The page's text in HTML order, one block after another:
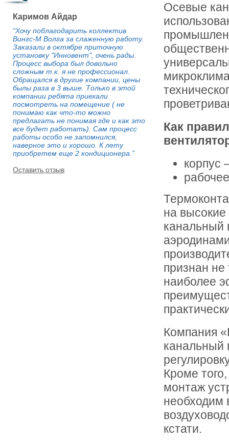
Осевые
Как
корпус
на
канальный
признан
наиболее
Компания
канальный
Кроме
монтаж
необходим
кстати.
Каримов Айдар
“Хочу поблагодарить коллектив
Вингс-М Волга за слаженную работу.
Заказали в октябре приточную
установку "Инновент", очень рады.
Процесс выбора был довольно
сложным т.к. я не профессионал.
Обращался в другие компании, цены
былы раза в 3 выше. Только в этой
компании ребята приехали
посмотреть на помещение ( не
понимаю как что-то можно
предлагать не понимая где и как это
все будет работать). Сам процесс
работы особо не запомнился,
наверное это и хорошо. К лету
приобретем еще 2 кондиционера.”
Оставить отзыв